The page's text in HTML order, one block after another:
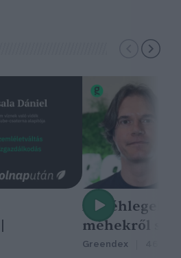
A méhlegelő
méhekről
Greendex